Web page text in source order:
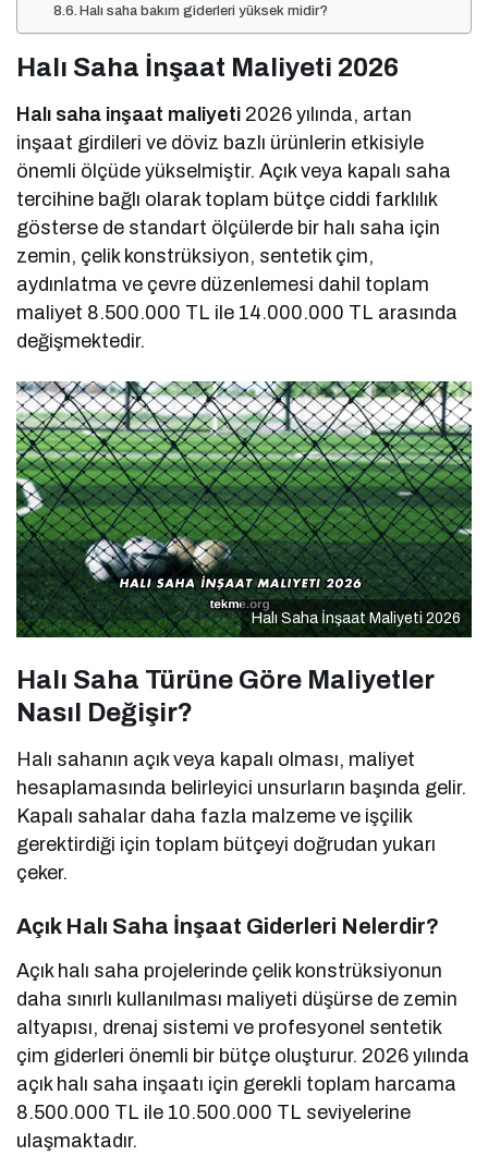
Halı saha bakım giderleri yüksek midir?
Halı Saha İnşaat Maliyeti 2026
Halı saha inşaat maliyeti 2026 yılında, artan
inşaat girdileri ve döviz bazlı ürünlerin etkisiyle
önemli ölçüde yükselmiştir. Açık veya kapalı saha
tercihine bağlı olarak toplam bütçe ciddi farklılık
gösterse de standart ölçülerde bir halı saha için
zemin, çelik konstrüksiyon, sentetik çim,
aydınlatma ve çevre düzenlemesi dahil toplam
maliyet 8.500.000 TL ile 14.000.000 TL arasında
değişmektedir.
Halı Saha İnşaat Maliyeti 2026
Halı Saha Türüne Göre Maliyetler
Nasıl Değişir?
Halı sahanın açık veya kapalı olması, maliyet
hesaplamasında belirleyici unsurların başında gelir.
Kapalı sahalar daha fazla malzeme ve işçilik
gerektirdiği için toplam bütçeyi doğrudan yukarı
çeker.
Açık Halı Saha İnşaat Giderleri Nelerdir?
Açık halı saha projelerinde çelik konstrüksiyonun
daha sınırlı kullanılması maliyeti düşürse de zemin
altyapısı, drenaj sistemi ve profesyonel sentetik
çim giderleri önemli bir bütçe oluşturur. 2026 yılında
açık halı saha inşaatı için gerekli toplam harcama
8.500.000 TL ile 10.500.000 TL seviyelerine
ulaşmaktadır.